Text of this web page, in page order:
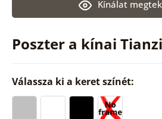
Poszter a kínai
Kínálat
Válassza ki a keret színét: